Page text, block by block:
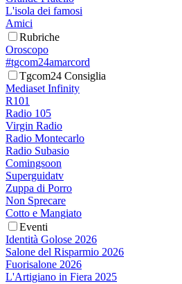
L'isola dei famosi
Amici
Rubriche
Oroscopo
#tgcom24amarcord
Tgcom24 Consiglia
Mediaset Infinity
R101
Radio 105
Virgin Radio
Radio Montecarlo
Radio Subasio
Comingsoon
Superguidatv
Zuppa di Porro
Non Sprecare
Cotto e Mangiato
Eventi
Identità Golose 2026
Salone del Risparmio 2026
Fuorisalone 2026
L'Artigiano in Fiera 2025